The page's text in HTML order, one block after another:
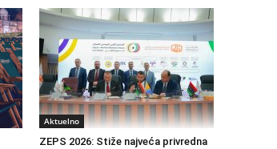
Aktuelno
ZEPS 2026: Stiže najveća privredna